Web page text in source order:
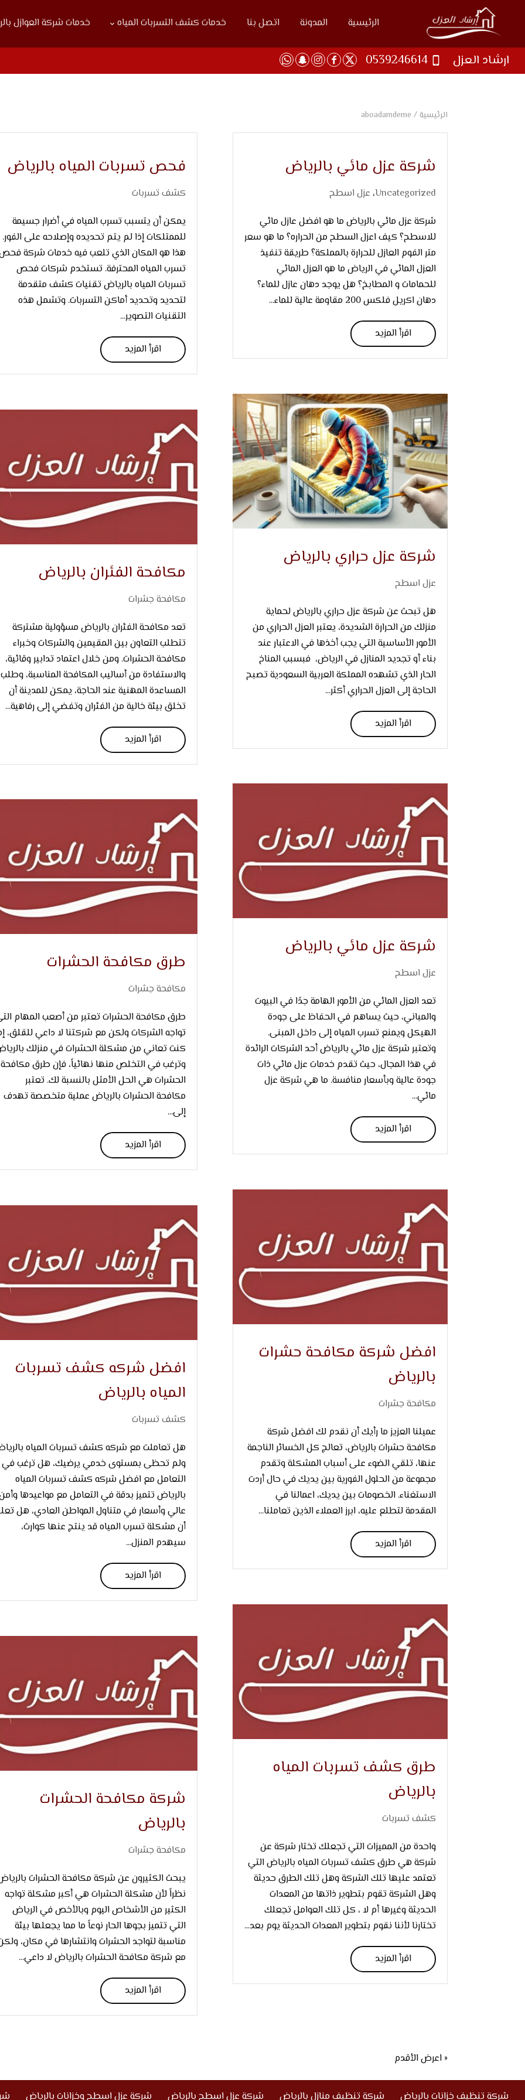
الرئيسية المدونة اتصل بنا خدمات كشف التسربات المياه خدمات شركة العوازل
ارشاد العزل 0539246614
الرئيسية /
aboadamdeme
شركة عزل مائي بالرياض
Uncategorized، عزل اسطح
شركة عزل مائي بالرياض ما هو افضل عازل مائي
للاسطح؟ كيف اعزل السطح من الحراره؟ ما هو سعر
متر الفوم العازل للحرارة بالمملكة؟ طريقة تنفيذ
العزل المائي في الرياض ما هو العزل المائي
للحمامات و المطابخ؟ هل يوجد دهان عازل للماء؟
دهان اكريل فلكس 200 مقاومة عالية للماء...
اقرأ المزيد
فحص تسربات المياه بالرياض
كشف تسربات
يمكن أن يتسبب تسرب المياه في أضرار جسيمة
للممتلكات إذا لم يتم تحديده وإصلاحه على الفور.
هذا هو المكان الذي تلعب فيه خدمات شركة
تسرب المياه المحترفة. تستخدم شركات فحص
تسربات المياه بالرياض تقنيات كشف متقدمة
لتحديد وتحديد أماكن التسربات. وتشمل هذه
التقنيات التصوير...
اقرأ المزيد
شركة عزل حراري بالرياض
عزل اسطح
هل تبحث عن شركة عزل حراري بالرياض لحماية
منزلك من الحرارة الشديدة، يعتبر العزل الحراري من
الأمور الأساسية التي يجب أخذها في الاعتبار عند
بناء أو تجديد المنازل في الرياض، فبسبب المناخ
الحار الذي تشهده المملكة العربية السعودية تصبح
الحاجة إلى العزل الحراري أكثر...
اقرأ المزيد
مكافحة الفئران بالرياض
مكافحة جشرات
تعد مكافحة الفئران بالرياض مسؤولية مشتركة
تتطلب التعاون بين المقيمين والشركات وخبراء
مكافحة الحشرات. ومن خلال اعتماد تدابير وقائية،
والاستفادة من أساليب المكافحة المناسبة، وطلب
المساعدة المهنية عند الحاجة، يمكن للمدينة أن
تخلق بيئة خالية من الفئران وتفضي إلى رفاهية...
اقرأ المزيد
شركة عزل مائي بالرياض
عزل اسطح
تعد العزل المائي من الأمور الهامة جدًا في البيوت
والمباني، حيث يساهم في الحفاظ على جودة
الهيكل ويمنع تسرب المياه إلى داخل المبنى.
وتعتبر شركة عزل مائي بالرياض أحد الشركات الرائدة
في هذا المجال، حيث تقدم خدمات عزل مائي ذات
جودة عالية وبأسعار منافسة. ما هي شركة عزل
مائي...
اقرأ المزيد
طرق مكافحة الحشرات
مكافحة جشرات
طرق مكافحة الحشرات تعتبر من أصعب المهام
تواجه الشركات ولكن مع شركتنا لا داعي للقلق،
كنت تعاني من مشكلة الحشرات في منزلك
وترغب في التخلص منها نهائياً، فإن طرق مكافحة
الحشرات هي الحل الأمثل بالنسبة لك. تعتبر
مكافحة الحشرات بالرياض عملية متخصصة تهدف
إلى...
اقرأ المزيد
افضل شركة مكافحة حشرات
بالرياض
مكافحة جشرات
عميلنا العزيز ما رأيك أن نقدم لك افضل شركة
مكافحة حشرات بالرياض، تعالج كل الخسائر الناجمة
عنها، تلقي الضوء على أسباب المشكلة وتقدم
مجموعة من الحلول الفورية بين يديك في حال أردت
الاستغناء. الخصومات بين يديك، اعمالنا في
المقدمة لتطلع عليه، ابرز العملاء الذين تعاملنا...
اقرأ المزيد
افضل شركه كشف تسربات
المياه بالرياض
كشف تسربات
هل تعاملت مع شركه كشف تسربات المياه
ولم تحظى بمستوى خدمي يرضيك، هل ترغب في
التعامل مع افضل شركه كشف تسربات المياه
بالرياض تتميز بدقة في التعامل مع مواعيدها
عالي وأسعار في متناول المواطن العادي، هل
أن مشكلة تسرب المياه قد ينتج عنها كوارث،
سيهدم المنزل...
اقرأ المزيد
طرق كشف تسربات المياه
بالرياض
كشف تسربات
واحدة من المميزات التي تجعلك تختار شركة عن
شركة هي طرق كشف تسربات المياه بالرياض التي
تعتمد عليها تلك الشركة وهل تلك الطرق حديثة
وهل الشركة تقوم بتطوير ذاتها من المعدات
الحديثة وغيرها أم لا ، كل تلك العوامل تجعلك
تختارنا لأننا نقوم بتطوير المعدات الحديثة يوم بعد...
اقرأ المزيد
شركة مكافحة الحشرات
بالرياض
مكافحة جشرات
يبحث الكثيرون عن شركة مكافحة الحشرات
نظراً لأن مشكلة الحشرات هي أكبر مشكلة تواجه
الكثير من الأشخاص اليوم وبالأخص في الرياض
التي تتميز بجوها الحار نوعاً ما مما يجعلها بيئة
مناسبة لتواجد الحشرات وانتشارها في مكان،
مع شركة مكافحة الحشرات بالرياض لا داعي...
اقرأ المزيد
« اعرض الأقدم
شركة تنظيف خزانات بالرياض شركة تنظيف منازل بالرياض شركة عزل اسطح بالرياض شركة عزل اسطح وخزانات بالرياض